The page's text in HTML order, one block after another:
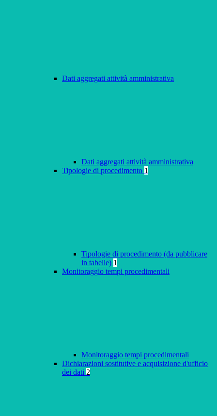
Dati aggregati attività amministrativa
Dati aggregati attività amministrativa
Tipologie di procedimento 1
Tipologie di procedimento (da pubblicare
in tabelle) 1
Monitoraggio tempi procedimentali
Monitoraggio tempi procedimentali
Dichiarazioni sostitutive e acquisizione d'ufficio
dei dati 2